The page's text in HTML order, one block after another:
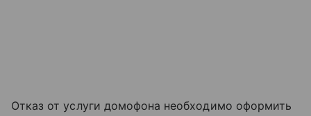
Отказ от услуги домофона необходимо оформить